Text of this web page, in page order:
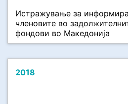
Истражување за
членовите во
фондови во Македонија
2018